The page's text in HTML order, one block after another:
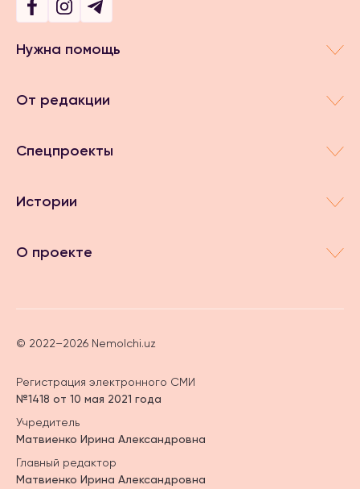
Нужна помощь
От редакции
Спецпроекты
Истории
О проекте
© 2022–2026 Nemolchi.uz
Регистрация электронного СМИ
№1418 от 10 мая 2021 года
Учредитель
Матвиенко Ирина Александровна
Главный редактор
Матвиенко Ирина Александровна